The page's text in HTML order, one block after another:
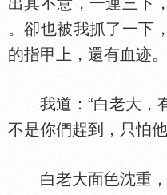
。卻也被我抓了一下
的指甲上，還有血迹。
我道：“白老大，
不是你們趕到，只怕
白老大面
沈重